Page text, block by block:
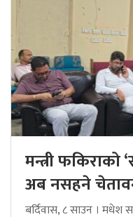
मन्त्री फकिराको
अब नसहने
बर्दिवास, ८ साउन । मधेश